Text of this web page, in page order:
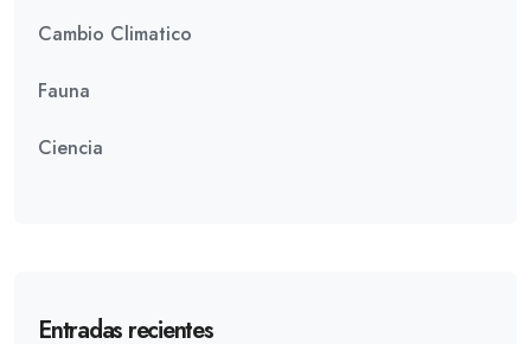
Cambio Climatico
Fauna
Ciencia
Entradas recientes